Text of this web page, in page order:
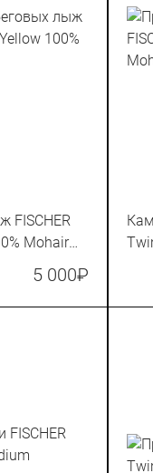
FISCHER
Mohair
5 000₽